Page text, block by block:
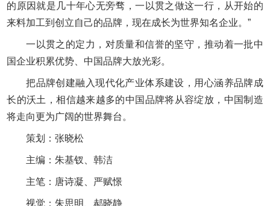
的原因就是几十年心无旁骛，一以贯之做这一行，从开始的
来料加工到创立自己的品牌，现在成长为世界知名企业。”
一以贯之的定力，对质量和信誉的坚守，推动着一批中
国企业积累优势、中国品牌大放光彩。
把品牌创建融入现代化产业体系建设，用心涵养品牌成
长的沃土，相信越来越多的中国品牌将从容绽放，中国制造
将走向更为广阔的世界舞台。
策划：张晓松
主编：朱基钗、韩洁
主笔：唐诗凝、严赋憬
视觉：朱思明、郝晓静